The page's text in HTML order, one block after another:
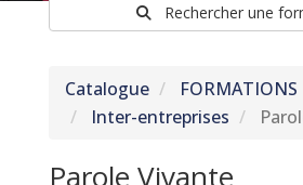
Rechercher une
Catalogue
FORMATIONS
Inter-entreprises
Parole Vivante